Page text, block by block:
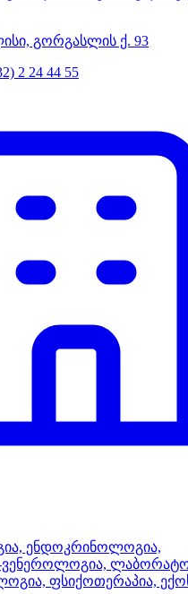
გორგასლის ქ. 93
2 24 44 55
ენდოკრინოლოგია,
ფსიქოთერაპია,